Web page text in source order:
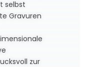
selbst
Gravuren
zur